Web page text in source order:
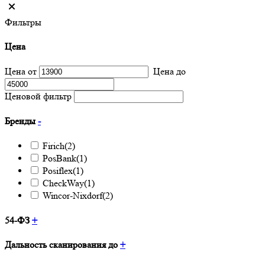
Фильтры
Цена
Цена от Цена до
Ценовой фильтр
Бренды -
Firich(2)
PosBank(1)
Posiflex(1)
CheckWay(1)
Wincor-Nixdorf(2)
54-ФЗ +
Дальность сканирования до +